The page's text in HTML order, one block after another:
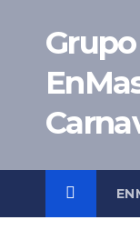
contenido
Grupo